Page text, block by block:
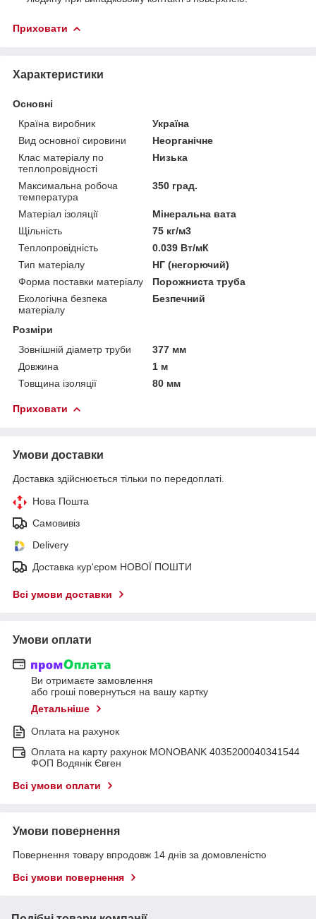
Приховати
Характеристики
Основні
Країна виробник
Україна
Вид основної сировини
Неорганічне
Клас матеріалу по
теплопровідності
Низька
Максимальна робоча
температура
350 град.
Матеріал ізоляції
Мінеральна вата
Щільність
75 кг/м3
Теплопровідність
0.039 Вт/мК
Тип матеріалу
НГ (негорючий)
Форма поставки матеріалу
Порожниста труба
Екологічна безпека
матеріалу
Безпечний
Розміри
Зовнішній діаметр труби
377 мм
Довжина
1 м
Товщина ізоляції
80 мм
Приховати
Умови доставки
Доставка здійснюється тільки по передоплаті.
Нова Пошта
Самовивіз
Delivery
Доставка кур'єром НОВОЇ ПОШТИ
Всі умови доставки
Умови оплати
Ви отримаєте замовлення
або гроші повернуться на вашу картку
Детальніше
Оплата на рахунок
Оплата на карту рахунок MONOBANK 4035200040341544
ФОП Водянік Євген
Всі умови оплати
Умови повернення
Повернення товару впродовж 14 днів за домовленістю
Всі умови повернення